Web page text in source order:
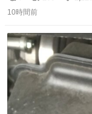
返
信
リ
ポ
ト
数
い
数
10時間前